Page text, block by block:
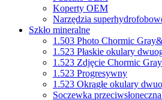
Koperty OEM
Narzędzia
Szkło mineralne
1.503 Photo Chormic
1.523 Płaskie okulary
1.523 Zdjęcie Chormic
1.523 Progresywny
1.523 Okrągłe okulary
Soczewka